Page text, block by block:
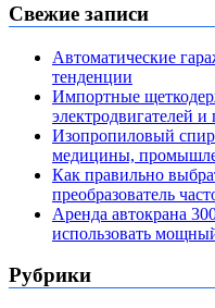
Свежие записи
Автоматические
тенденции
Импортные
электродвигателей
Изопропиловый
медицины,
Как правильно
преобразователь
Аренда автокрана
использовать
Рубрики